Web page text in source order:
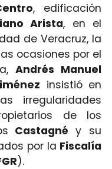
, edificación
Arista, en el
de Veracruz, la
ocasiones por el
Andrés Manuel
insistió en
irregularidades
de los
Castagnéy su
por la Fiscalía
).